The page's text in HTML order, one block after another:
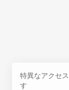
特異なアクセ
す